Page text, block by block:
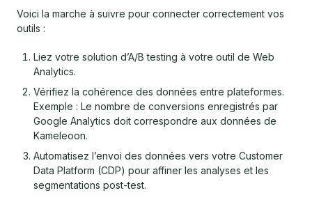
Voici la marche à suivre pour connecter correctement vos
outils :
Liez votre solution d’A/B testing à votre outil de Web
Analytics.
Vérifiez la cohérence des données entre plateformes.
Exemple : Le nombre de conversions enregistrés par
Google Analytics doit correspondre aux données de
Kameleoon.
Automatisez l’envoi des données vers votre Customer
Data Platform (CDP) pour affiner les analyses et les
segmentations post-test.